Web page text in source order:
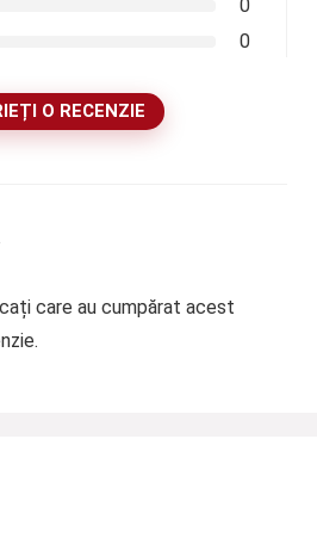
0
0
O RECENZIE
care au cumpărat acest